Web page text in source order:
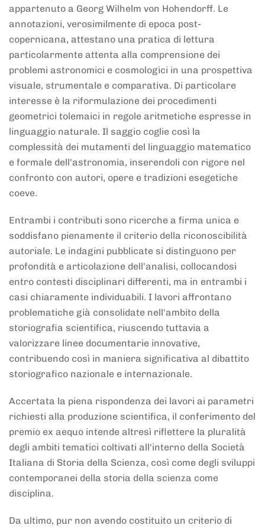
appartenuto a Georg Wilhelm von Hohendorff. Le
annotazioni, verosimilmente di epoca post-
copernicana, attestano una pratica di lettura
particolarmente attenta alla comprensione dei
problemi astronomici e cosmologici in una prospettiva
visuale, strumentale e comparativa. Di particolare
interesse è la riformulazione dei procedimenti
geometrici tolemaici in regole aritmetiche espresse in
linguaggio naturale. Il saggio coglie così la
complessità dei mutamenti del linguaggio matematico
e formale dell'astronomia, inserendoli con rigore nel
confronto con autori, opere e tradizioni esegetiche
coeve.
Entrambi i contributi sono ricerche a firma unica e
soddisfano pienamente il criterio della riconoscibilità
autoriale. Le indagini pubblicate si distinguono per
profondità e articolazione dell'analisi, collocandosi
entro contesti disciplinari differenti, ma in entrambi i
casi chiaramente individuabili. I lavori affrontano
problematiche già consolidate nell'ambito della
storiografia scientifica, riuscendo tuttavia a
valorizzare linee documentarie innovative,
contribuendo così in maniera significativa al dibattito
storiografico nazionale e internazionale.
Accertata la piena rispondenza dei lavori ai parametri
richiesti alla produzione scientifica, il conferimento del
premio ex aequo intende altresì riflettere la pluralità
degli ambiti tematici coltivati all'interno della Società
Italiana di Storia della Scienza, così come degli sviluppi
contemporanei della storia della scienza come
disciplina.
Da ultimo, pur non avendo costituito un criterio di